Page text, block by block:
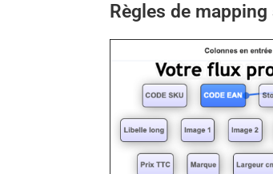
Règles de